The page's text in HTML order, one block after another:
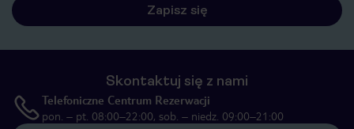
Zapisz się
Skontaktuj się z nami
Telefoniczne Centrum Rezerwacji
pon. – pt. 08:00–22:00, sob. – niedz. 09:00–21:00